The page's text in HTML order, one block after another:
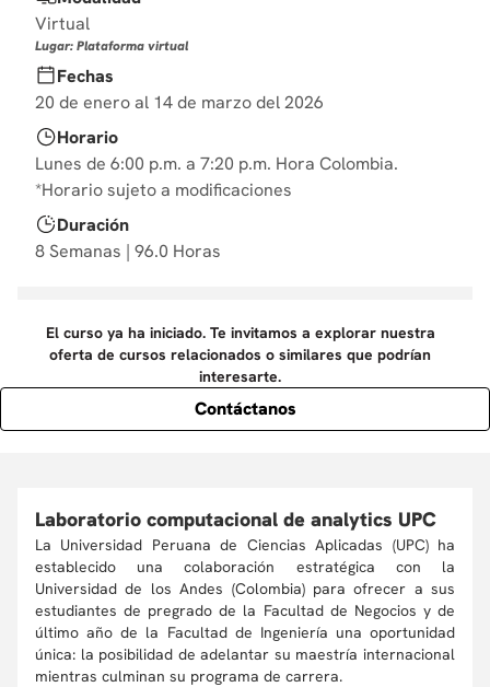
10. diseño
Virtual
Lugar: Plataforma virtual
Fechas
20 de enero al 14 de marzo del 2026
Horario
Lunes de 6:00 p.m. a 7:20 p.m. Hora Colombia.
*Horario sujeto a modificaciones
Duración
8 Semanas | 96.0 Horas
El curso ya ha iniciado. Te invitamos a explorar nuestra
oferta de cursos relacionados o similares que podrían
interesarte.
Contáctanos
Laboratorio computacional de analytics UPC
La Universidad Peruana de Ciencias Aplicadas (UPC) ha
establecido una colaboración estratégica con la
Universidad de los Andes (Colombia) para ofrecer a sus
estudiantes de pregrado de la Facultad de Negocios y de
último año de la Facultad de Ingeniería una oportunidad
única: la posibilidad de adelantar su maestría internacional
mientras culminan su programa de carrera.